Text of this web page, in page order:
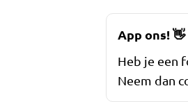
App ons!👋
Heb je een
Neem dan